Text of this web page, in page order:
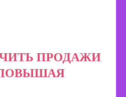
ПРОДАЖИ
ПОВЫШАЯ